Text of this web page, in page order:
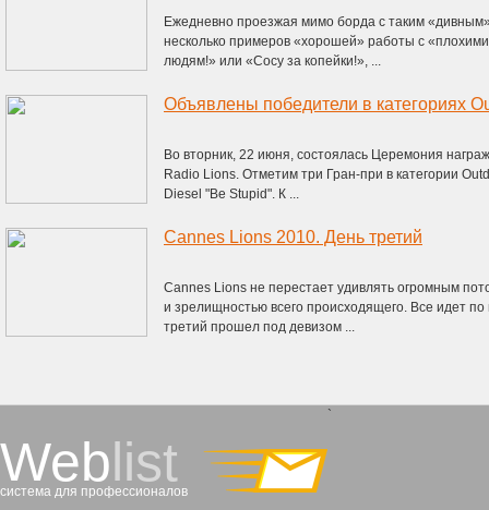
Ежедневно проезжая мимо борда с таким
несколько примеров «хорошей» работы с
людям!» или «Сосу за копейки!», ...
Объявлены победители в категориях
Во вторник, 22 июня, состоялась Церемония
Radio Lions. Отметим три Гран-при в категории
Diesel "Be Stupid". К ...
Cannes Lions 2010. День третий
Cannes Lions не перестает удивлять огромным
и зрелищностью всего происходящего. Все идет
третий прошел под девизом ...
Weblist
система для профессионалов
`